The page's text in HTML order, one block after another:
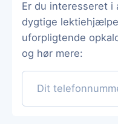
Er du interesseret i
dygtige
uforpligtende
og hør mere: